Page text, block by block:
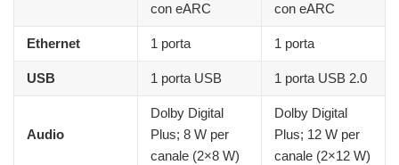
con eARC
con eARC
Ethernet 1 porta 1 porta
USB 1 porta USB 1 porta USB 2.0
Audio
Dolby Digital
Plus; 8 W per
canale (2×8 W)
Dolby Digital
Plus; 12 W per
canale (2×12 W)